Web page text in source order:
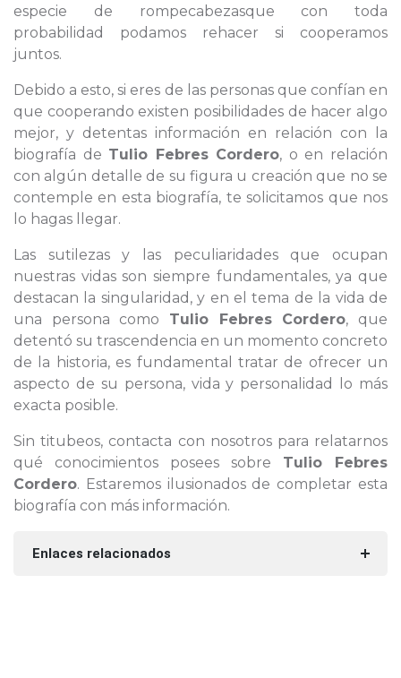
especie de rompecabezasque con toda
probabilidad podamos rehacer si cooperamos
juntos.
Debido a esto, si eres de las personas que confían en
que cooperando existen posibilidades de hacer algo
mejor, y detentas información en relación con la
biografía de Tulio Febres Cordero, o en relación
con algún detalle de su figura u creación que no se
contemple en esta biografía, te solicitamos que nos
lo hagas llegar.
Las sutilezas y las peculiaridades que ocupan
nuestras vidas son siempre fundamentales, ya que
destacan la singularidad, y en el tema de la vida de
una persona como Tulio Febres Cordero, que
detentó su trascendencia en un momento concreto
de la historia, es fundamental tratar de ofrecer un
aspecto de su persona, vida y personalidad lo más
exacta posible.
Sin titubeos, contacta con nosotros para relatarnos
qué conocimientos posees sobre Tulio Febres
Cordero. Estaremos ilusionados de completar esta
biografía con más información.
Enlaces relacionados